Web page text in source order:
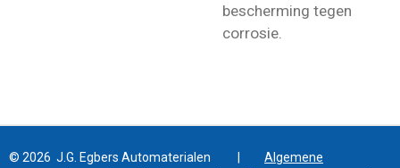
bescherming tegen
corrosie.
© 2026 J.G. Egbers Automaterialen | Algemene